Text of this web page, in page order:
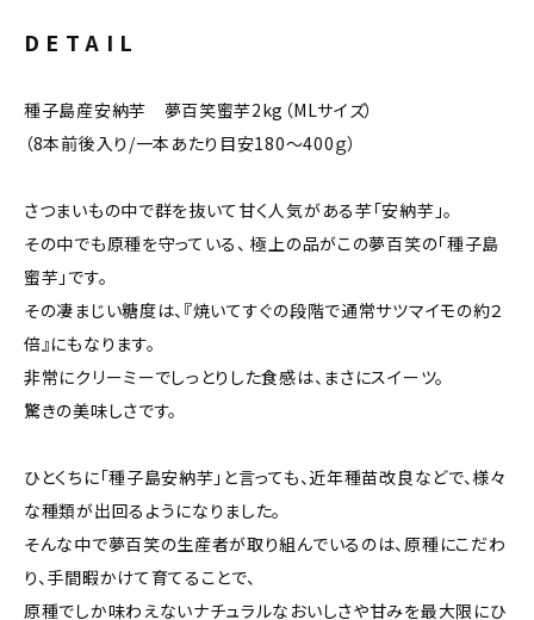
DETAIL
種子島産安納芋 夢百笑蜜芋2kg（MLサイズ）
（8本前後入り/一本あたり目安180～400ｇ）
さつまいもの中で群を抜いて甘く人気がある芋「安納芋」。
その中でも原種を守っている、 極上の品がこの夢百笑の「種子島
蜜芋」です。
その凄まじい糖度は、『焼いてすぐの段階で通常サツマイモの約２
倍』にもなります。
非常にクリーミーでしっとりした食感は、まさにスイーツ。
驚きの美味しさです。
ひとくちに「種子島安納芋」と言っても、近年種苗改良などで、様々
な種類が出回るようになりました。
そんな中で夢百笑の生産者が取り組んでいるのは、原種にこだわ
り、手間暇かけて育てることで、
原種でしか味わえないナチュラルなおいしさや甘みを最大限にひ